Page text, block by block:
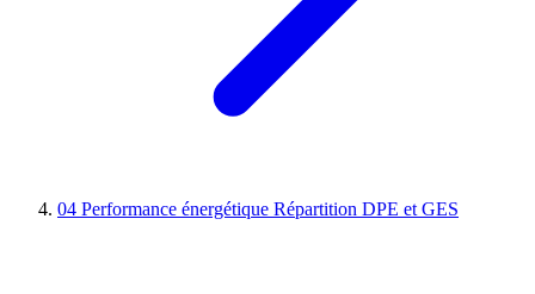
04 Performance énergétique Répartition DPE et GES